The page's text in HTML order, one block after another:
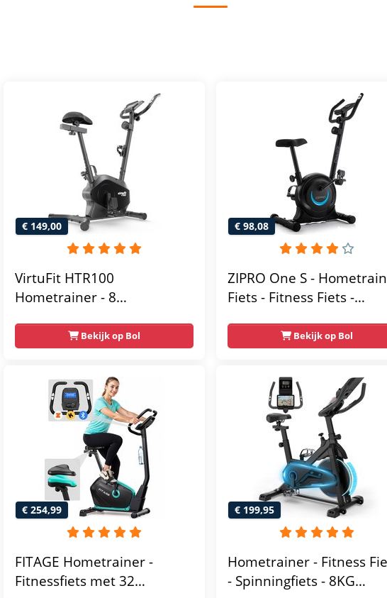
€ 149,00
VirtuFit HTR100
Hometrainer - 8
Weerstandniveau's -
Verstelbaar zadel - Display
met Tablethouder - Max.
120 kg Gebruikersgewicht -
Fitnessfiets
Bekijk op Bol
€ 98,08
ZIPRO One S -
Fiets - Fitness Fiets -
Hartslagsensoren -
Gemakkelijk te
transporteren -
Antislippedalen -
- Stabiele structuur - Max.
gebruikersgewicht 110 kg -
Zwart en Blauw
Bekijk op Bol
€ 254,99
FITAGE Hometrainer -
Fitnessfiets met 32
€ 199,95
Hometrainer - Fitness
- Spinningfiets - 8KG